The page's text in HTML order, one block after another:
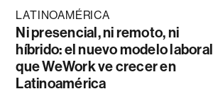
LATINOAMÉRICA
Ni presencial, ni remoto, ni
híbrido: el nuevo modelo laboral
que WeWork ve crecer en
Latinoamérica